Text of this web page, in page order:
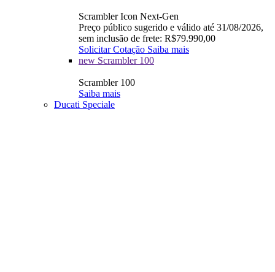
Scrambler Icon Next-Gen
Preço público sugerido e válido até 31/08/2026,
sem inclusão de frete: R$79.990,00
Solicitar Cotação Saiba mais
new Scrambler 100
Scrambler 100
Saiba mais
Ducati Speciale